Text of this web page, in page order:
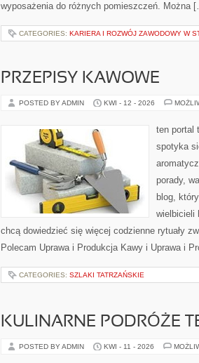
wyposażenia do różnych pomieszczeń. Można
CATEGORIES: KARIERA I ROZWÓJ ZAWODOWY W
PRZEPISY KAWOWE
POSTED BY ADMIN KWI - 12 - 2026
ten portal
spotyka
porady,
blog,
wielbicieli
chcą dowiedzieć się więcej codzienne rytuały
Polecam Uprawa i Produkcja Kawy i Uprawa i
CATEGORIES: SZLAKI TATRZAŃSKIE
KULINARNE PODRÓŻE
POSTED BY ADMIN KWI - 11 - 2026